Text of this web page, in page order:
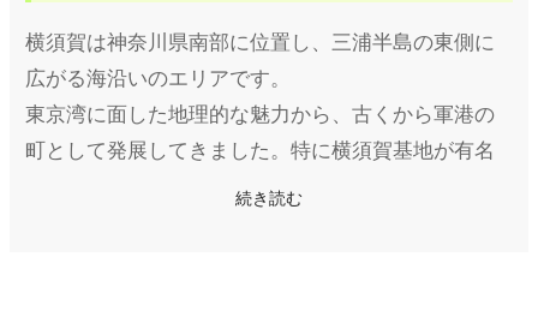
横須賀は神奈川県南部に位置し、三浦半島の東側に
広がる海沿いのエリアです。
東京湾に面した地理的な魅力から、古くから軍港の
町として発展してきました。特に横須賀基地が有名
で、アメリカ海軍や自衛隊の関係者が多く集まる国
続き読む